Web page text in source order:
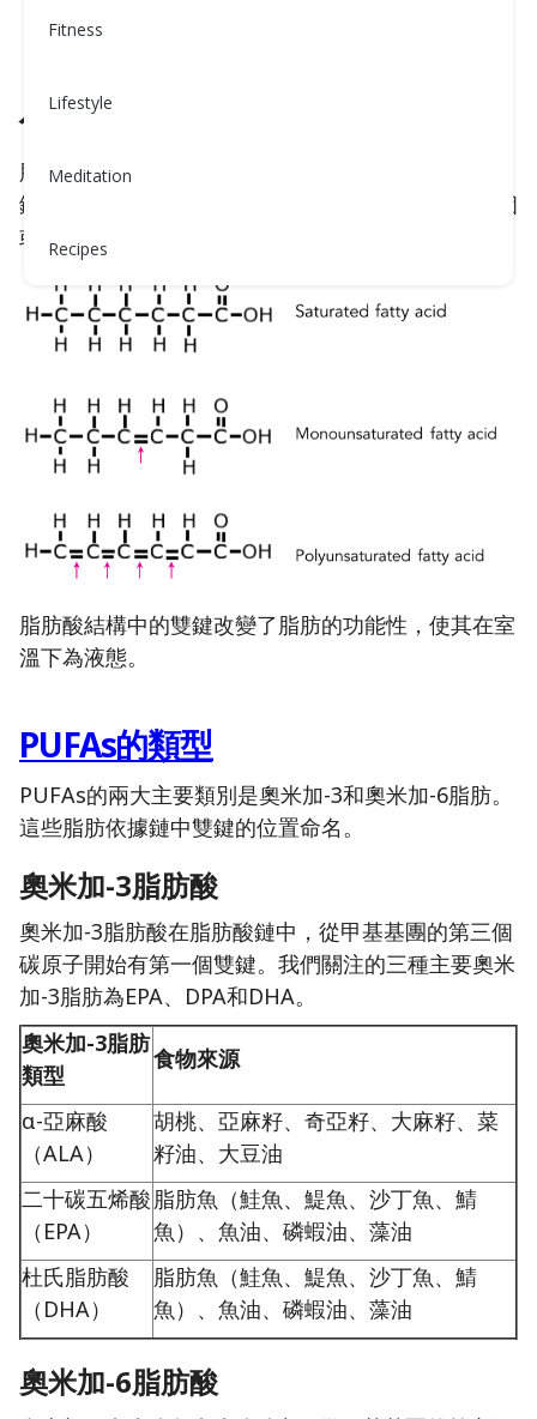
Fitness
Lifestyle
Meditation
Recipes
什麼是PUFAs？
脂肪分子是由脂肪酸鏈構成的。如果鏈中有1個雙
鍵，那麼它就是
。PUFAs是含有兩個
或更多雙鍵的脂肪分子。
脂肪酸結構中的雙鍵改變了脂肪的功能性，使其在室
溫下為液態。
PUFAs的類型
PUFAs的兩大主要類別是奧米加-3和奧米加-6脂肪。
這些脂肪依據鏈中雙鍵的位置命名。
奧米加-3脂肪酸
奧米加-3脂肪酸在脂肪酸鏈中，從甲基基團的第三個
碳原子開始有第一個雙鍵。我們關注的三種主要奧米
加-3脂肪為EPA、DPA和DHA。
奧米加-3脂肪
類型
食物來源
α-亞麻酸
（ALA）
胡桃、亞麻籽、奇亞籽、大麻籽、菜
籽油、大豆油
二十碳五烯酸
（EPA）
脂肪魚（鮭魚、鯷魚、沙丁魚、鯖
魚）、魚油、磷蝦油、藻油
杜氏脂肪酸
（DHA）
脂肪魚（鮭魚、鯷魚、沙丁魚、鯖
魚）、魚油、磷蝦油、藻油
奧米加-6脂肪酸